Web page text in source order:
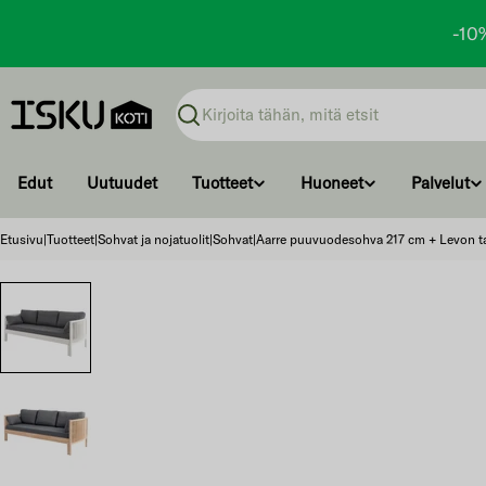
-
ja
siirry
Haku
Edut Uutuudet Tuotteet Huoneet Palvelut
Etusivu|Tuotteet|Sohvat ja nojatuolit|Sohvat|Aarre puuvuodesohva 217 cm + Levon